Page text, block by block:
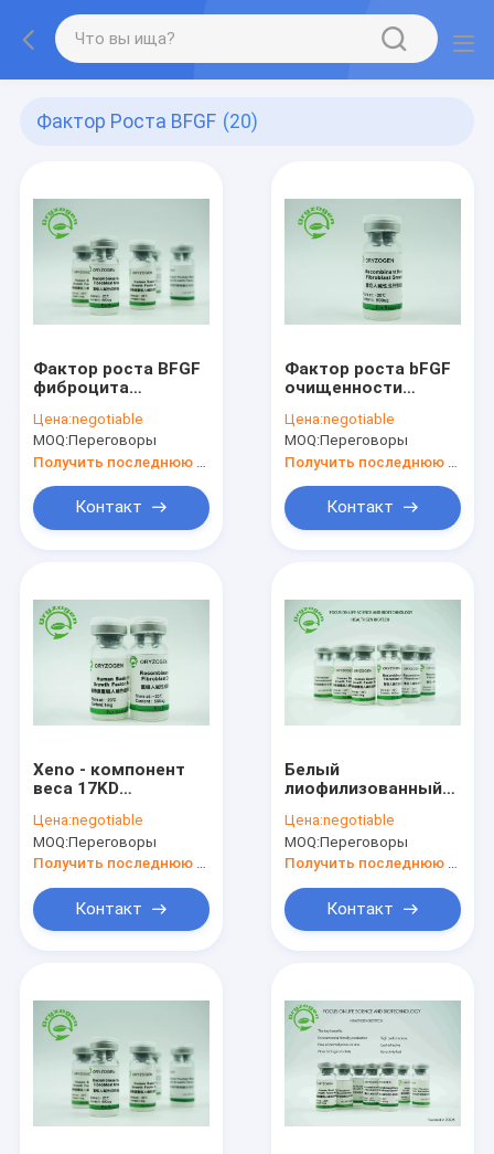
Фактор Роста BFGF (20)
Фактор роста BFGF
фиброцита
Bioactivity
рекомбинатный
основной для
косметик
Цена:negotiable
MOQ:Переговоры
Контакт
Фактор роста bFGF
очищенности
держит стволовые
клетки в
Undifferentiation
106096-93-9
Цена:negotiable
MOQ:Переговоры
Контакт
Xeno - компонент
веса 17KD
среднего фактора
роста bFGF
ингредиентов
животный
свободный
Цена:negotiable
MOQ:Переговоры
Контакт
Белый
лиофилизованный
роста bFGF
порошка повредил
клетки эпителия
FGF2
Цена:negotiable
MOQ:Переговоры
Контакт